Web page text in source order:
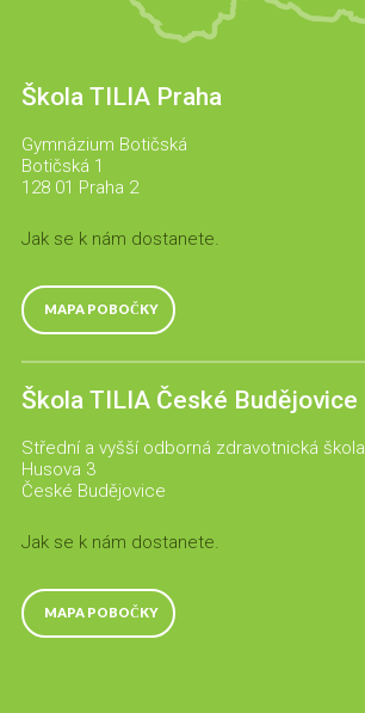
Škola TILIA Praha
Gymnázium Botičská
Botičská 1
128 01 Praha 2
Jak se k nám dostanete.
MAPA POBOČKY
Škola TILIA České Budějovice
Střední a vyšší odborná zdravotnická škola
Husova 3
České Budějovice
Jak se k nám dostanete.
MAPA POBOČKY